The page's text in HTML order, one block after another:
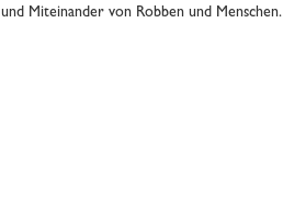
und Miteinander von Robben und Menschen.